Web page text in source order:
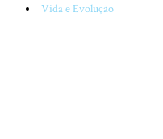
Vida e Evolução